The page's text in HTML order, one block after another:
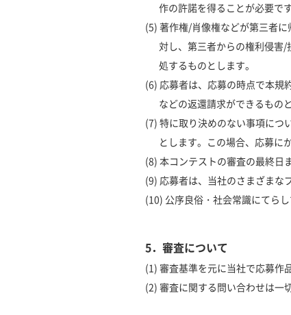
作の許諾を得ることが必要です
(5) 著作権/肖像権などが第三者
対し、第三者からの権利侵害
処するものとします。
(6) 応募者は、応募の時点で本規
などの返還請求ができるもの
(7) 特に取り決めのない事項につ
とします。この場合、応募に
(8) 本コンテストの審査の最終日
(9) 応募者は、当社のさまざまな
(10) 公序良俗・社会常識にてら
5．審査について
(1) 審査基準を元に当社で応募作
(2) 審査に関する問い合わせは一